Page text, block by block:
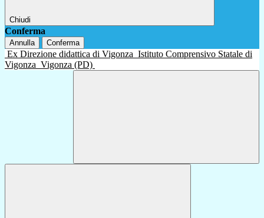
Chiudi
Conferma
Annulla Conferma
Ex Direzione didattica di Vigonza Istituto Comprensivo Statale di
Vigonza Vigonza (PD)